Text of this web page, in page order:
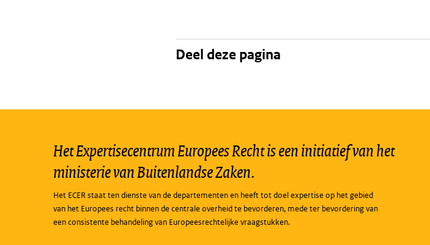
Deel deze pagina
Het Expertisecentrum Europees Recht is een initiatief van het
ministerie van Buitenlandse Zaken.
Het ECER staat ten dienste van de departementen en heeft tot doel expertise op het gebied
van het Europees recht binnen de centrale overheid te bevorderen, mede ter bevordering van
een consistente behandeling van Europeesrechtelijke vraagstukken.